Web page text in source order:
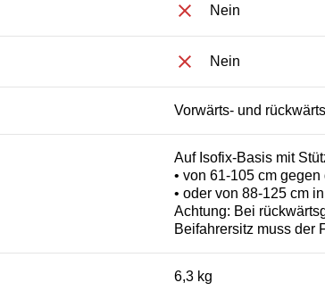
Nein
Nein
Vorwärts- und
Auf Isofix-Basis mit
• von 61-105 cm
• oder von 88-125 cm
Achtung: Bei
Beifahrersitz muss der
6,3 kg